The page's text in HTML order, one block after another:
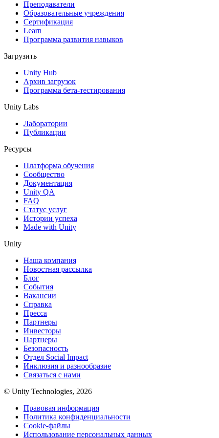
XR-игры
Запускайте XR-игры на разных платформах
Упрощенное создание многопользовательских игр
Преподаватели
Образовательные учреждения
Сертификация
Learn
Программа развития навыков
Загрузить
Unity Hub
Архив загрузок
Программа бета-тестирования
Unity Labs
Лаборатории
Публикации
Ресурсы
Платформа обучения
Сообщество
Документация
Unity QA
FAQ
Статус услуг
Истории успеха
Made with Unity
Unity
Наша компания
Новостная рассылка
Блог
События
Вакансии
Справка
Пресса
Партнеры
Инвесторы
Партнеры
Безопасность
Отдел Social Impact
Инклюзия и разнообразие
Связаться с нами
© Unity Technologies, 2026
Правовая информация
Политика конфиденциальности
Cookie-файлы
Использование персональных данных